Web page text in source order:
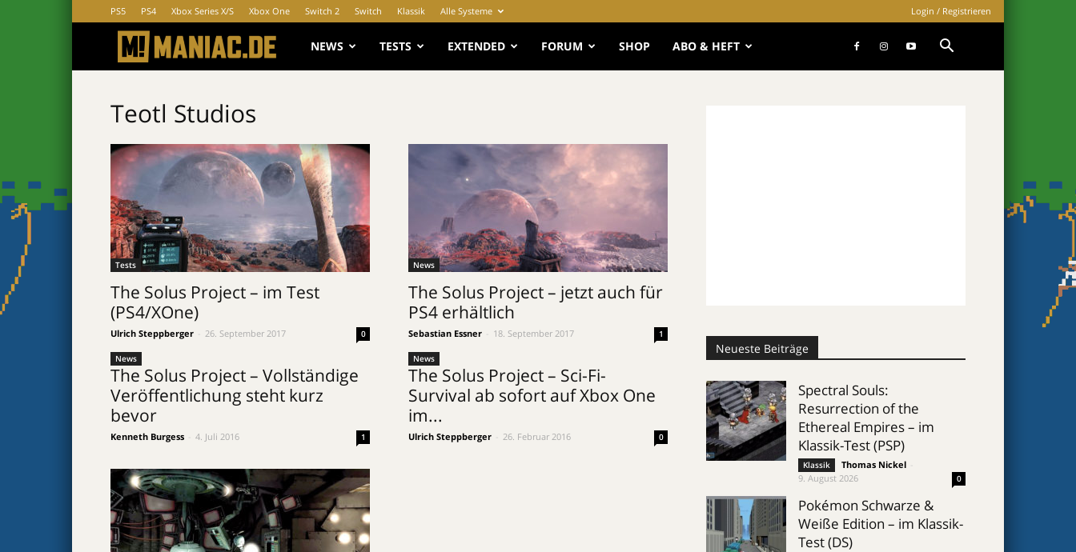
PS5 PS4 Xbox Series X/S Xbox One Switch 2 Switch Klassik Alle Systeme Login / Registrieren
MANIAC.de
NEWS TESTS EXTENDED FORUM SHOP ABO & HEFT
Teotl Studios
Tests
The Solus Project – im Test
(PS4/XOne)
Ulrich Steppberger 26. September 2017 0
News
The Solus Project – jetzt auch für
PS4 erhältlich
Sebastian Essner 18. September 2017 1
News
The Solus Project – Vollständige
Veröffentlichung steht kurz
bevor
Kenneth Burgess 4. Juli 2016 1
News
The Solus Project – Sci-Fi-
Survival ab sofort auf Xbox One
im...
Ulrich Steppberger 26. Februar 2016 0
Neueste Beiträge
Spectral Souls:
Resurrection of the
Ethereal Empires – im
Klassik-Test (PSP)
Klassik Thomas Nickel
9. August 2026
0
Pokémon Schwarze &
Weiße Edition – im Klassik-
Test (DS)